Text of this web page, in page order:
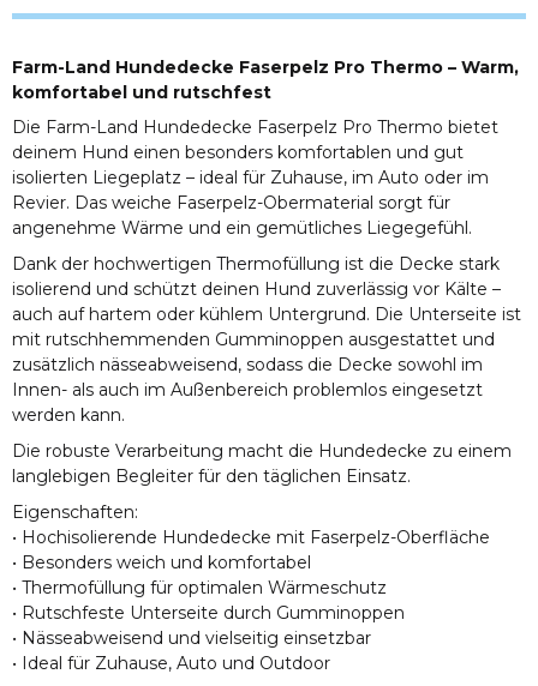
Farm-Land Hundedecke Faserpelz Pro Thermo – Warm,
komfortabel und rutschfest
Die Farm-Land Hundedecke Faserpelz Pro Thermo bietet
deinem Hund einen besonders komfortablen und gut
isolierten Liegeplatz – ideal für Zuhause, im Auto oder im
Revier. Das weiche Faserpelz-Obermaterial sorgt für
angenehme Wärme und ein gemütliches Liegegefühl.
Dank der hochwertigen Thermofüllung ist die Decke stark
isolierend und schützt deinen Hund zuverlässig vor Kälte –
auch auf hartem oder kühlem Untergrund. Die Unterseite ist
mit rutschhemmenden Gumminoppen ausgestattet und
zusätzlich nässeabweisend, sodass die Decke sowohl im
Innen- als auch im Außenbereich problemlos eingesetzt
werden kann.
Die robuste Verarbeitung macht die Hundedecke zu einem
langlebigen Begleiter für den täglichen Einsatz.
Eigenschaften:
• Hochisolierende Hundedecke mit Faserpelz-Oberfläche
• Besonders weich und komfortabel
• Thermofüllung für optimalen Wärmeschutz
• Rutschfeste Unterseite durch Gumminoppen
• Nässeabweisend und vielseitig einsetzbar
• Ideal für Zuhause, Auto und Outdoor